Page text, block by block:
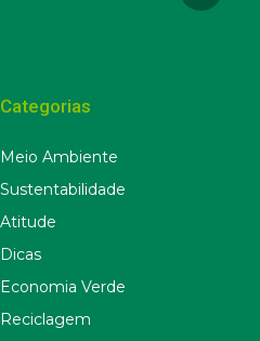
Categorias
Meio Ambiente
Sustentabilidade
Atitude
Dicas
Economia Verde
Reciclagem